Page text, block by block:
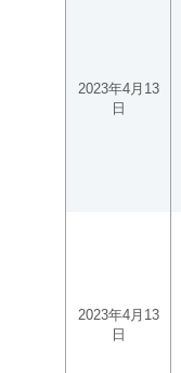
2023年4月13
日
2023年4月13
日